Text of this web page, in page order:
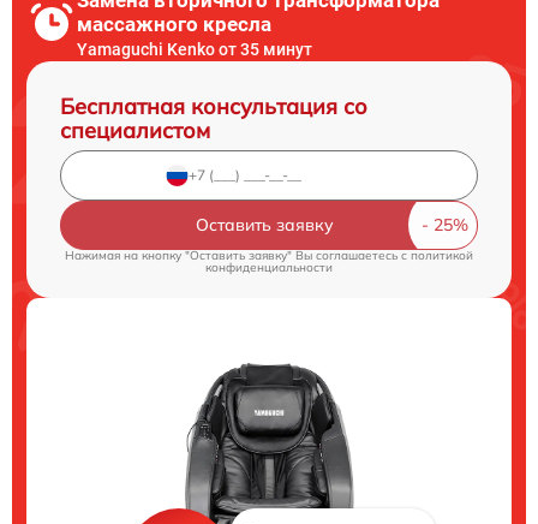
массажного кресла
Yamaguchi Kenko от 35 минут
Бесплатная консультация со
специалистом
Оставить заявку
Нажимая на кнопку "Оставить заявку" Вы соглашаетесь cполитикой
конфиденциальности